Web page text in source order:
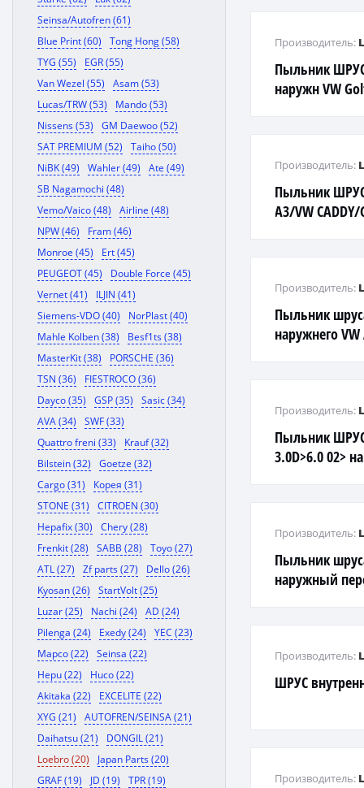
Seinsa/Autofren (61)
Blue Print (60)
Tong Hong (58)
TYG (55)
EGR (55)
Van Wezel (55)
Asam (53)
Lucas/TRW (53)
Mando (53)
Nissens (53)
GM Daewoo (52)
SAT PREMIUM (52)
Taiho (50)
NiBK (49)
Wahler (49)
Ate (49)
SB Nagamochi (48)
Vemo/Vaico (48)
Airline (48)
NPW (46)
Fram (46)
Monroe (45)
Ert (45)
PEUGEOT (45)
Double Force (45)
Vernet (41)
ILJIN (41)
Siemens-VDO (40)
NorPlast (40)
Mahle Kolben (38)
Besf1ts (38)
MasterKit (38)
PORSCHE (36)
TSN (36)
FIESTROCO (36)
Dayco (35)
GSP (35)
Sasic (34)
AVA (34)
SWF (33)
Quattro freni (33)
Krauf (32)
Bilstein (32)
Goetze (32)
Cargo (31)
Корея (31)
STONE (31)
CITROEN (30)
Hepafix (30)
Chery (28)
Frenkit (28)
SABB (28)
Toyo (27)
ATL (27)
Zf parts (27)
Dello (26)
Kyosan (26)
StartVolt (25)
Luzar (25)
Nachi (24)
AD (24)
Pilenga (24)
Exedy (24)
YEC (23)
Mapco (22)
Seinsa (22)
Hepu (22)
Huco (22)
Akitaka (22)
EXCELITE (22)
XYG (21)
AUTOFREN/SEINSA (21)
Daihatsu (21)
DONGIL (21)
Loebro (20)
Japan Parts (20)
GRAF (19)
JD (19)
TPR (19)
Пыльник
наружн VW
Производитель:
Пыльник
A3/VW CADDY/
Производитель:
Пыльник
наружнего VW
Производитель:
Пыльник
3.0D>6.0 02>
Производитель:
Пыльник
наружный
Производитель:
ШРУС
Производитель:
Производитель: